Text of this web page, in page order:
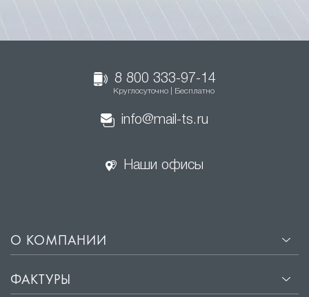
8 800 333-97-14
Круглосуточно | Бесплатно
info@mail-ts.ru
Наши офисы
О КОМПАНИИ
ФАКТУРЫ